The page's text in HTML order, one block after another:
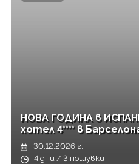
НОВА ГОДИНА в
хотел 4**** в
30.12.2026 г.
4 дни / 3 нощувки